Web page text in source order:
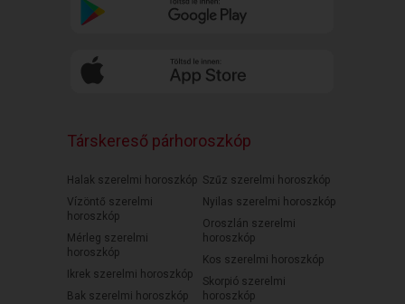
Társkereső párhoroszkóp
Halak szerelmi horoszkóp
Vízöntő szerelmi
horoszkóp
Mérleg szerelmi
horoszkóp
Ikrek szerelmi horoszkóp
Bak szerelmi horoszkóp
Szűz szerelmi horoszkóp
Nyilas szerelmi horoszkóp
Oroszlán szerelmi
horoszkóp
Kos szerelmi horoszkóp
Skorpió szerelmi
horoszkóp